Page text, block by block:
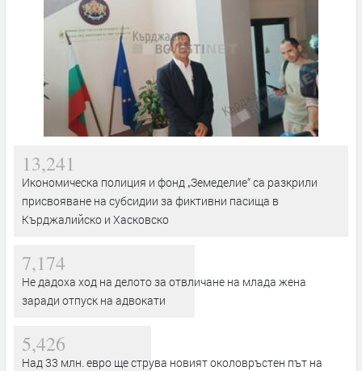
13,241
Икономическа полиция и фонд „Земеделие“ са разкрили
присвояване на субсидии за фиктивни пасища в
Кърджалийско и Хасковско
7,174
Не дадоха ход на делото за отвличане на млада жена
заради отпуск на адвокати
5,426
Над 33 млн. евро ще струва новият околовръстен път на